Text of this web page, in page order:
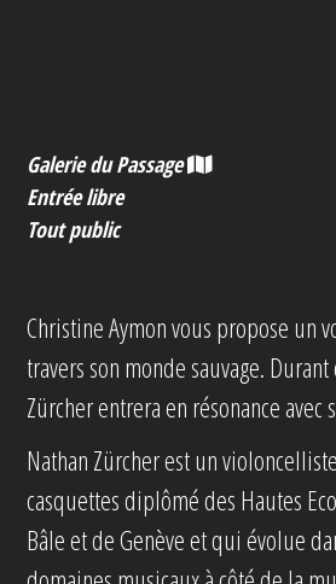
Galerie du Passage
Entrée libre
Tout public
Christine Aymon vous propose un
travers son monde sauvage.
Zürcher entrera en résonance avec
Nathan Zürcher est un
casquettes diplômé des Hautes
Bâle et de Genève et qui évolue